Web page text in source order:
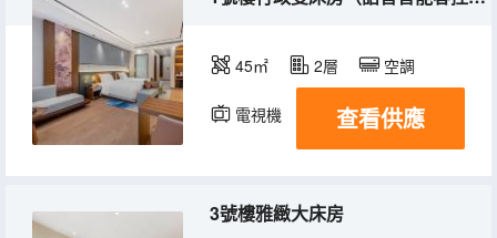
45㎡ 2層 空調
電視機 查看供應
3號樓雅緻大床房